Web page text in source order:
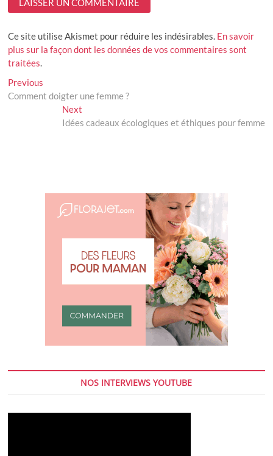
Ce site utilise Akismet pour réduire les indésirables. En savoir
plus sur la façon dont les données de vos commentaires sont
traitées.
Navigation
de
Previous
post:
Comment doigter une femme ?
NextNext
post:
Idées cadeaux écologiques et éthiques pour femme
NOS INTERVIEWS YOUTUBE